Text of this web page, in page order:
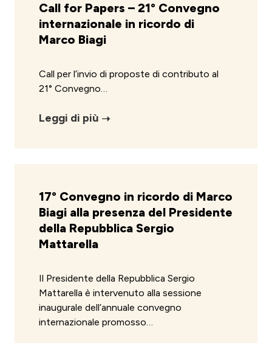
Call for Papers – 21° Convegno
internazionale in ricordo di
Marco Biagi
Call per l’invio di proposte di contributo al
21° Convegno…
Leggi di più
17° Convegno in ricordo di Marco
Biagi alla presenza del Presidente
della Repubblica Sergio
Mattarella
Il Presidente della Repubblica Sergio
Mattarella è intervenuto alla sessione
inaugurale dell’annuale convegno
internazionale promosso…